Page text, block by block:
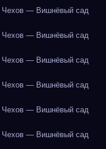
Чехов — Вишнёвый сад
Чехов — Вишнёвый сад
Чехов — Вишнёвый сад
Чехов — Вишнёвый сад
Чехов — Вишнёвый сад
Чехов — Вишнёвый сад